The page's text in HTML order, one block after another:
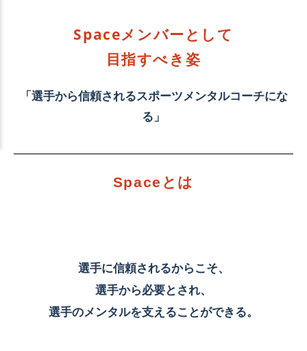
Spaceメンバーとして
目指すべき姿
「選手から信頼されるスポーツメンタルコーチにな
る」
Spaceとは
選手に信頼されるからこそ、
選手から必要とされ、
選手のメンタルを支えることができる。